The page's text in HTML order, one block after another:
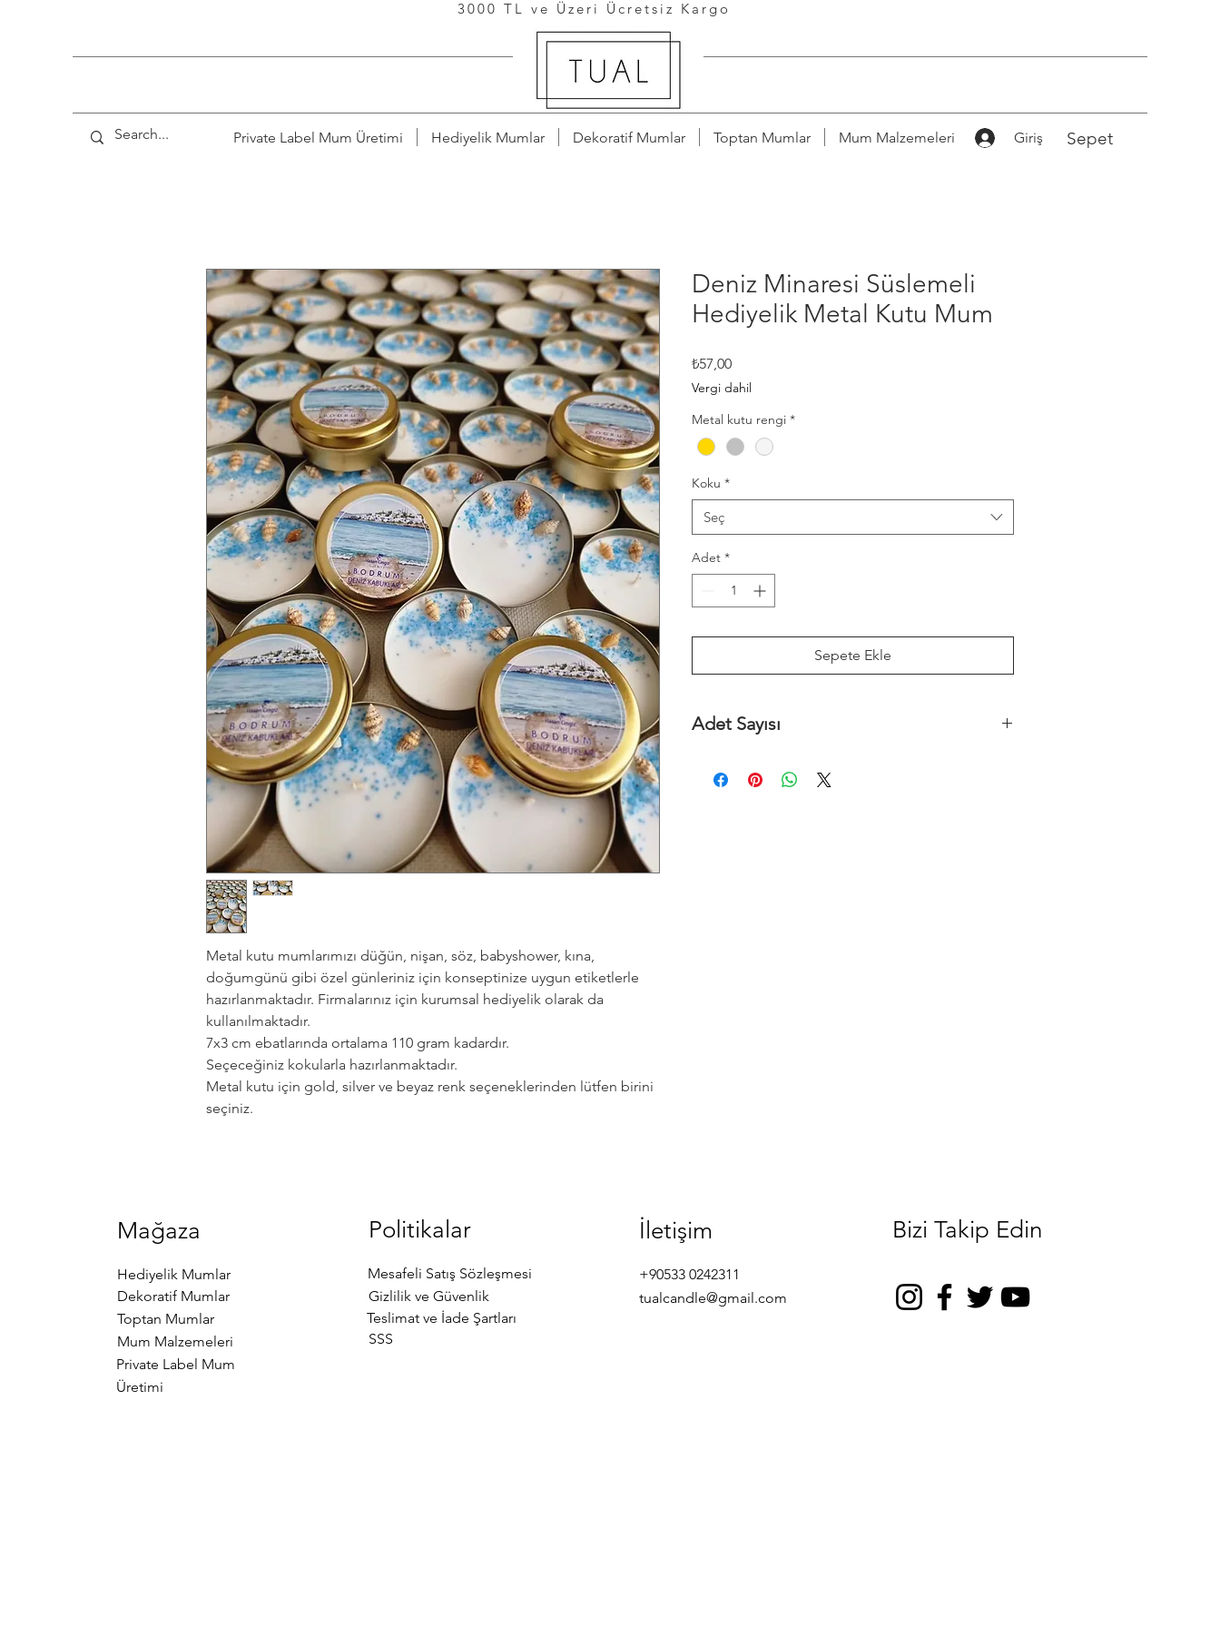
Private Label Mum Üretimi Hediyelik Mumlar Dekoratif Mumlar Toptan Mumlar Mum Malzemeleri Giriş Sepet
3000 TL ve Üzeri Ücretsiz Kargo
Metal kutu mumlarımızı düğün, nişan, söz, babyshower, kına,
doğumgünü gibi özel günleriniz için konseptinize uygun etiketlerle
hazırlanmaktadır. Firmalarınız için kurumsal hediyelik olarak da
kullanılmaktadır.
7x3 cm ebatlarında ortalama 110 gram kadardır.
Seçeceğiniz kokularla hazırlanmaktadır.
Metal kutu için gold, silver ve beyaz renk seçeneklerinden lütfen birini
seçiniz.
Deniz Minaresi Süslemeli
Hediyelik Metal Kutu Mum
₺57,00Fiyat
Vergi dahil
Metal kutu rengi *
Koku *
Seç
Adet *
Sepete Ekle
Adet Sayısı
Mağaza
Hediyelik Mumlar
Dekoratif Mumlar
Toptan Mumlar
Mum Malzemeleri
Private Label Mum
Üretimi
Politikalar
Mesafeli Satış Sözleşmesi
Gizlilik ve Güvenlik
Teslimat ve İade Şartları
SSS
İletişim
+90533 0242311
tualcandle@gmail.com
Bizi Takip Edin